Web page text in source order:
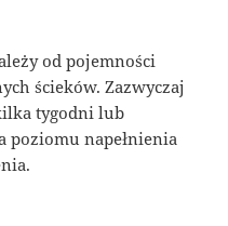
od pojemności
ścieków. Zazwyczaj
tygodni lub
poziomu napełnienia